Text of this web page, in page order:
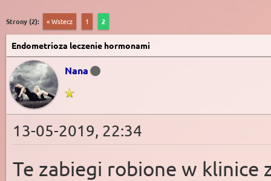
Strony (2): « Wstecz 1 2
Endometrioza leczenie hormonami
Nana
13-05-2019, 22:34
Te zabiegi robione w klinice